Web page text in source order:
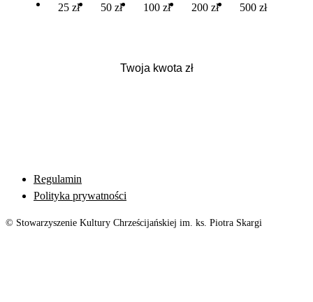
25 zł 50 zł 100 zł 200 zł 500 zł
Regulamin
Polityka prywatności
© Stowarzyszenie Kultury Chrześcijańskiej im. ks. Piotra Skargi